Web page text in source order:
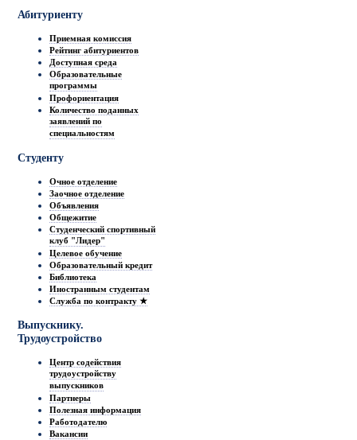
Абитуриенту
Приемная комиссия
Рейтинг абитуриентов
Доступная среда
Образовательные
программы
Профориентация
Количество поданных
заявлений по
специальностям
Студенту
Очное отделение
Заочное отделение
Объявления
Общежитие
Студенческий спортивный
клуб "Лидер"
Целевое обучение
Образовательный кредит
Библиотека
Иностранным студентам
Служба по контракту ★
Выпускнику.
Трудоустройство
Центр содействия
трудоустройству
выпускников
Партнеры
Полезная информация
Работодателю
Вакансии